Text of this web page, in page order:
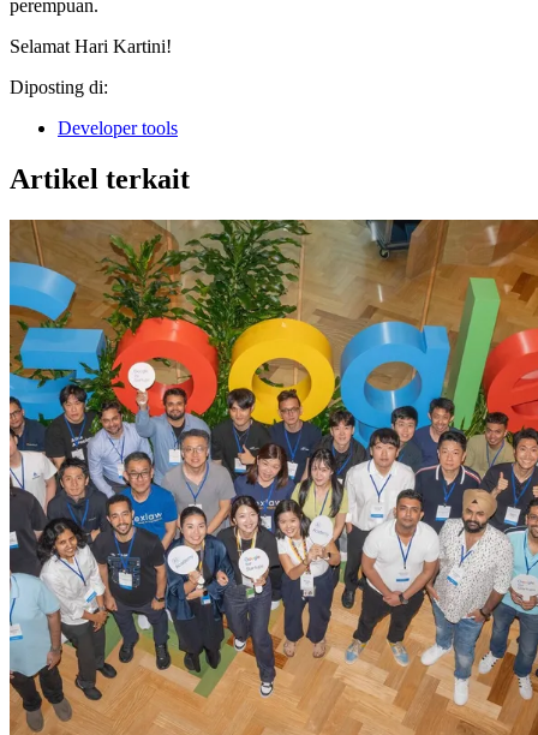
perempuan.
Selamat Hari Kartini!
Diposting di:
Developer tools
Artikel terkait